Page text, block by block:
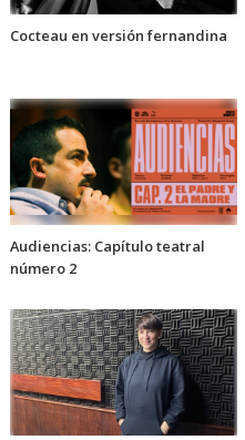
Cocteau en versión fernandina
Audiencias: Capítulo teatral
número 2